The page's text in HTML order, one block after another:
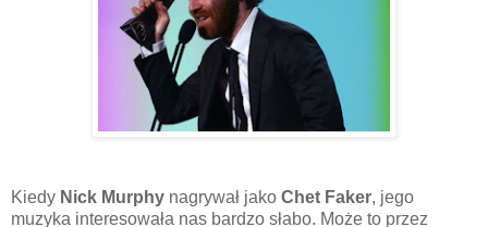
Kiedy Nick Murphy nagrywał jako Chet Faker, jego
muzyka interesowała nas bardzo słabo. Może to przez